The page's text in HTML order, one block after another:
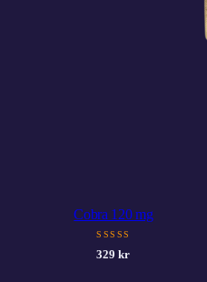
Cobra 120 mg
SSSSS
329kr